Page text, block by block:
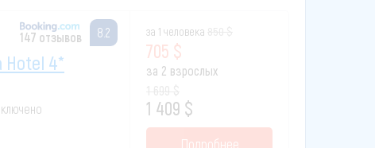
147 отзывов 8.2
Hotel 4*
за 1 человека
705 $
за 2 взрослых
1 409 $
Подробнее